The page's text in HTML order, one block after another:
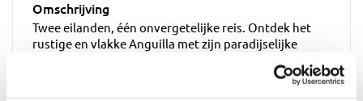
Omschrijving
Twee eilanden, één onvergetelijke reis. Ontdek het
rustige en vlakke Anguilla met zijn paradijselijke
Martin, waar Nederlandse en Franse invloeden